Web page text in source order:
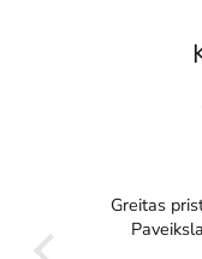
Greitas
Paveikslai